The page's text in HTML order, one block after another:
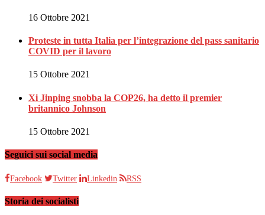
16 Ottobre 2021
Proteste in tutta Italia per l’integrazione del pass sanitario
COVID per il lavoro
15 Ottobre 2021
Xi Jinping snobba la COP26, ha detto il premier
britannico Johnson
15 Ottobre 2021
Seguici sui social media
Facebook Twitter Linkedin RSS
Storia dei socialisti